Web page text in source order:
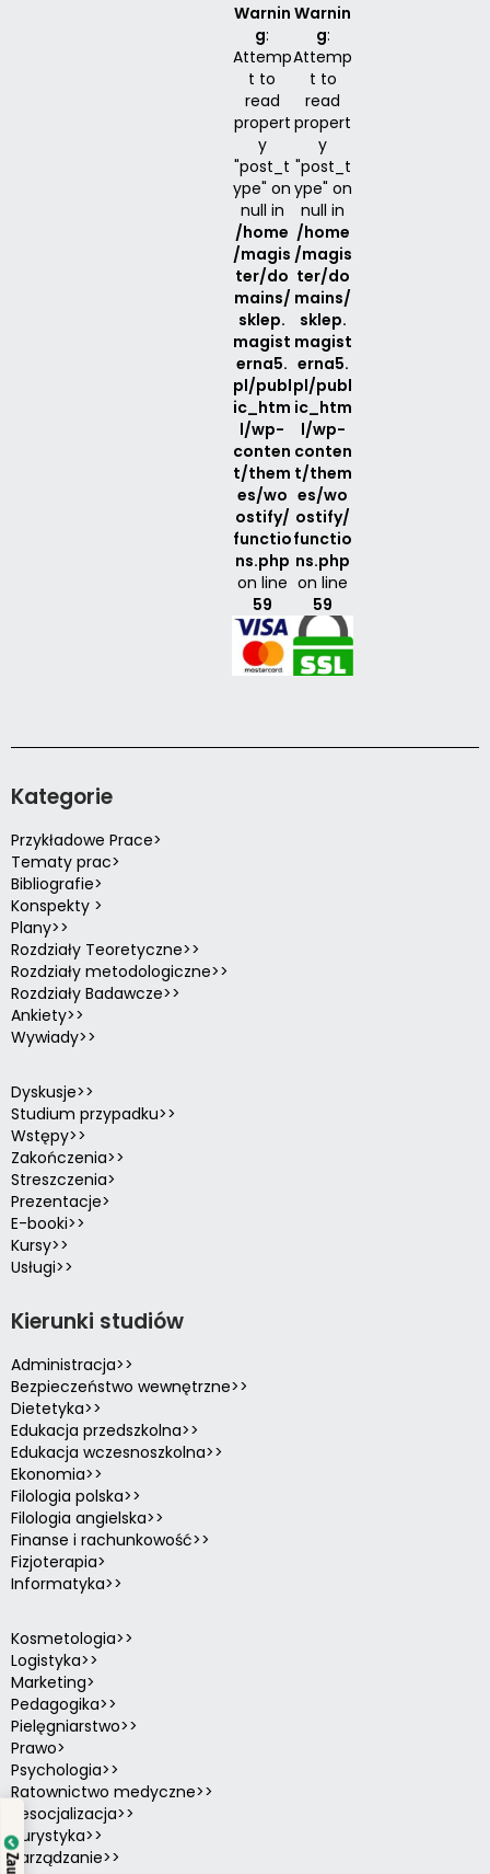
Warnin
g:
Attemp
t to
read
propert
y
"post_t
ype" on
null in
/home
/magis
ter/do
mains/
sklep.
magist
erna5.
pl/publ
ic_htm
l/wp-
conten
t/them
es/wo
ostify/
functio
ns.php
on line
59
Warnin
g:
Attemp
t to
read
propert
y
"post_t
ype" on
null in
/home
/magis
ter/do
mains/
sklep.
magist
erna5.
pl/publ
ic_htm
l/wp-
conten
t/them
es/wo
ostify/
functio
ns.php
on line
59
Kategorie
Przykładowe Prace>
Tematy prac>
Bibliografie>
Konspekty >
Plany>>
Rozdziały Teoretyczne>>
Rozdziały metodologiczne>>
Rozdziały Badawcze>>
Ankiety>>
Wywiady>>
Dyskusje>>
Studium przypadku>>
Wstępy>>
Zakończenia>>
Streszczenia>
Prezentacje>
E-booki>>
Kursy>>
Usługi>>
Kierunki studiów
Administracja>>
Bezpieczeństwo wewnętrzne>>
Dietetyka>>
Edukacja przedszkolna>>
Edukacja wczesnoszkolna>>
Ekonomia>>
Filologia polska>>
Filologia angielska>>
Finanse i rachunkowość>>
Fizjoterapia>
Informatyka>>
Kosmetologia>>
Logistyka>>
Marketing>
Pedagogika>>
Pielęgniarstwo>>
Prawo>
Psychologia>>
Ratownictwo medyczne>>
Resocjalizacja>>
Turystyka>>
Zarządzanie>>